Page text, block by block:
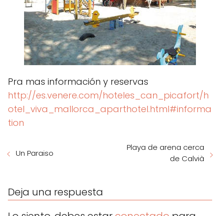
Pra mas información y reservas
http://es.venere.com/hoteles_can_picafort/h
otel_viva_mallorca_aparthotel.html#informa
tion
Un Paraiso
Playa de arena cerca
de Calvià
Deja una respuesta